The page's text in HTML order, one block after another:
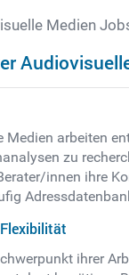
Medien
arbeiten
zu
innen ihre
ihrer